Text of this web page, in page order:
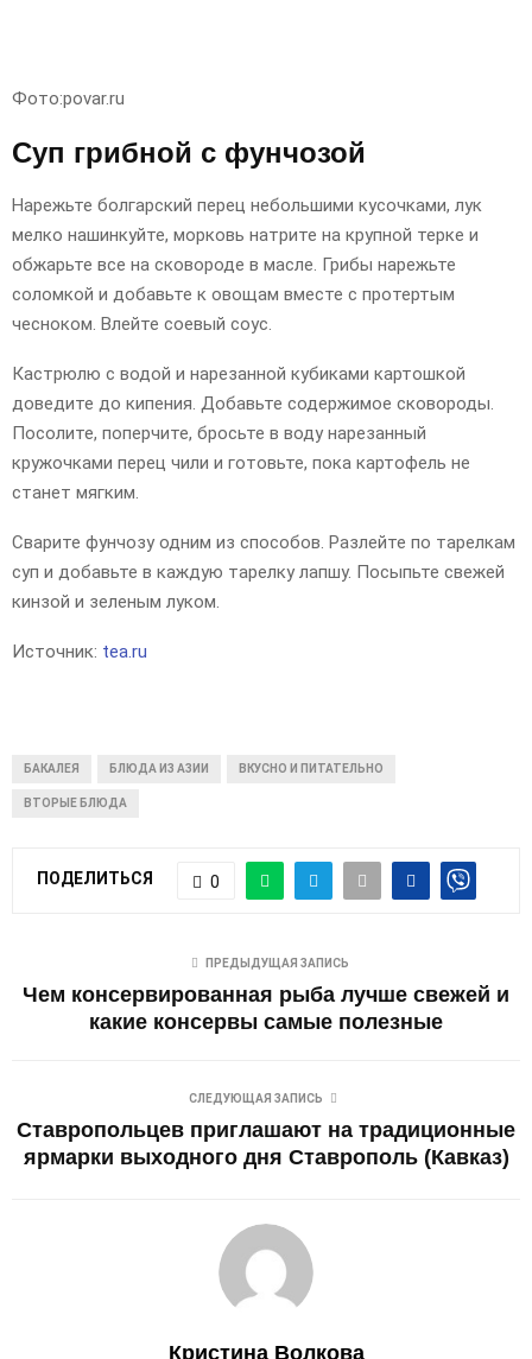
Фото:povar.ru
Суп грибной с фунчозой
Нарежьте болгарский перец небольшими кусочками, лук
мелко нашинкуйте, морковь натрите на крупной терке и
обжарьте все на сковороде в масле. Грибы нарежьте
соломкой и добавьте к овощам вместе с протертым
чесноком. Влейте соевый соус.
Кастрюлю с водой и нарезанной кубиками картошкой
доведите до кипения. Добавьте содержимое сковороды.
Посолите, поперчите, бросьте в воду нарезанный
кружочками перец чили и готовьте, пока картофель не
станет мягким.
Сварите фунчозу одним из способов. Разлейте по тарелкам
суп и добавьте в каждую тарелку лапшу. Посыпьте свежей
кинзой и зеленым луком.
Источник: tea.ru
БАКАЛЕЯ БЛЮДА ИЗ АЗИИ ВКУСНО И ПИТАТЕЛЬНО
ВТОРЫЕ БЛЮДА
ПОДЕЛИТЬСЯ 0
ПРЕДЫДУЩАЯ ЗАПИСЬ
Чем консервированная рыба лучше свежей и
какие консервы самые полезные
СЛЕДУЮЩАЯ ЗАПИСЬ
Ставропольцев приглашают на традиционные
ярмарки выходного дня Ставрополь (Кавказ)
Кристина Волкова